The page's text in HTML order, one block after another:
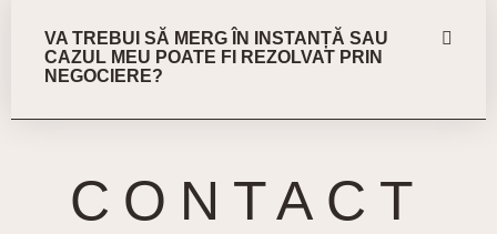
VA TREBUI SĂ MERG ÎN INSTANȚĂ SAU
CAZUL MEU POATE FI REZOLVAT PRIN
NEGOCIERE?
CONTACT